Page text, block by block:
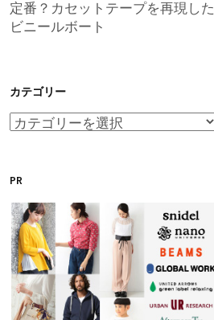
定番？カセットテープを再現した
ビニールボート
カテゴリー
カ
リ
ー
PR